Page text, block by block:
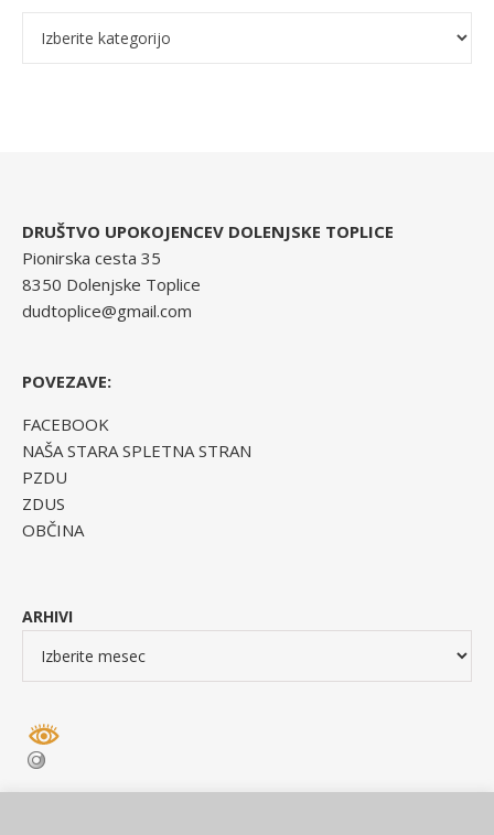
DRUŠTVO UPOKOJENCEV DOLENJSKE TOPLICE
Pionirska cesta 35
8350 Dolenjske Toplice
dudtoplice@gmail.com
POVEZAVE:
FACEBOOK
NAŠA STARA SPLETNA STRAN
PZDU
ZDUS
OBČINA
ARHIVI